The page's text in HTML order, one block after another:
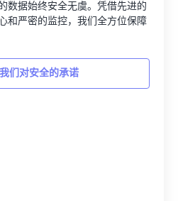
数据始终安全无虞。凭借先进的
和严密的监控，我们全方位保障
们对安全的承诺